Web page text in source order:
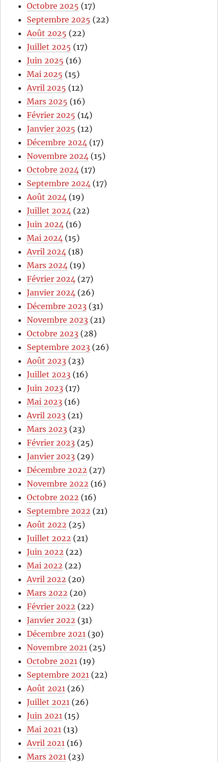
Octobre 2025 (17)
Septembre 2025 (22)
Août 2025 (22)
Juillet 2025 (17)
Juin 2025 (16)
Mai 2025 (15)
Avril 2025 (12)
Mars 2025 (16)
Février 2025 (14)
Janvier 2025 (12)
Décembre 2024 (17)
Novembre 2024 (15)
Octobre 2024 (17)
Septembre 2024 (17)
Août 2024 (19)
Juillet 2024 (22)
Juin 2024 (16)
Mai 2024 (15)
Avril 2024 (18)
Mars 2024 (19)
Février 2024 (27)
Janvier 2024 (26)
Décembre 2023 (31)
Novembre 2023 (21)
Octobre 2023 (28)
Septembre 2023 (26)
Août 2023 (23)
Juillet 2023 (16)
Juin 2023 (17)
Mai 2023 (16)
Avril 2023 (21)
Mars 2023 (23)
Février 2023 (25)
Janvier 2023 (29)
Décembre 2022 (27)
Novembre 2022 (16)
Octobre 2022 (16)
Septembre 2022 (21)
Août 2022 (25)
Juillet 2022 (21)
Juin 2022 (22)
Mai 2022 (22)
Avril 2022 (20)
Mars 2022 (20)
Février 2022 (22)
Janvier 2022 (31)
Décembre 2021 (30)
Novembre 2021 (25)
Octobre 2021 (19)
Septembre 2021 (22)
Août 2021 (26)
Juillet 2021 (26)
Juin 2021 (15)
Mai 2021 (13)
Avril 2021 (16)
Mars 2021 (23)